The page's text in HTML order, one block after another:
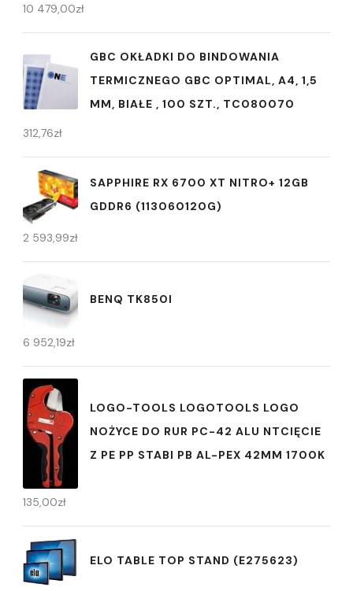
10 479,00zł
GBC OKŁADKI DO BINDOWANIA
TERMICZNEGO GBC OPTIMAL, A4, 1,5
MM, BIAŁE , 100 SZT., TC080070
312,76zł
SAPPHIRE RX 6700 XT NITRO+ 12GB
GDDR6 (113060120G)
2 593,99zł
BENQ TK850I
6 952,19zł
LOGO-TOOLS LOGOTOOLS LOGO
NOŻYCE DO RUR PC-42 ALU NTCIĘCIE
Z PE PP STABI PB AL-PEX 42MM 1700K
135,00zł
ELO TABLE TOP STAND (E275623)